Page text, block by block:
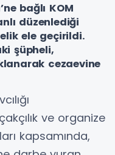
bağlı KOM
düzenlediği
ele geçirildi.
şüpheli,
cezaevine
ve organize
kapsamında,